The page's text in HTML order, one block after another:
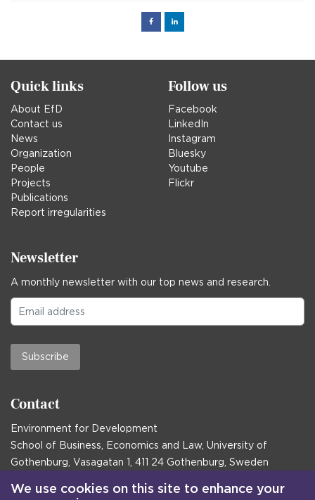
FacebookLinked
Quick links
About EfD
Contact us
News
Organization
People
Projects
Publications
Report irregularities
Follow us
Facebook
LinkedIn
Instagram
Bluesky
Youtube
Flickr
Newsletter
A monthly newsletter with our top news and research.
Subscribe
Contact
Environment for Development
School of Business, Economics and Law, University of
Gothenburg, Vasagatan 1, 411 24 Gothenburg, Sweden
Postal address:
We use cookies on this site to enhance your